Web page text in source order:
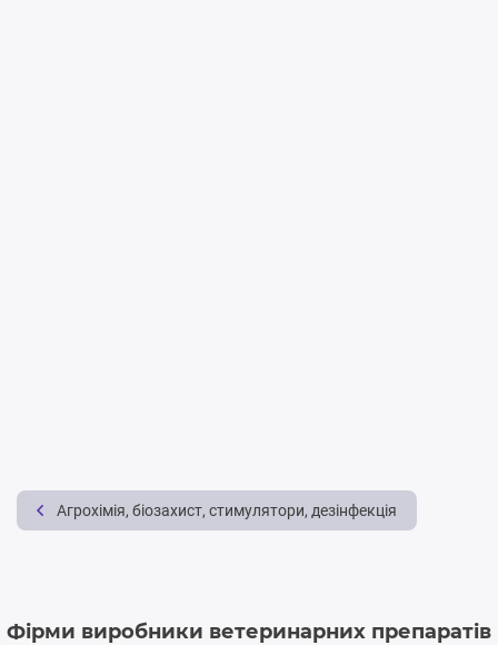
Агрохімія, біозахист, стимулятори, дезінфекція
Фірми виробники ветеринарних препаратів